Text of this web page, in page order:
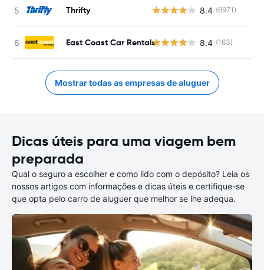
Thrifty 8.4 (6971)
East Coast Car Rentals 8.4 (163)
Mostrar todas as empresas de aluguer
Dicas úteis para uma viagem bem
preparada
Qual o seguro a escolher e como lido com o depósito? Leia os
nossos artigos com informações e dicas úteis e certifique-se
que opta pelo carro de aluguer que melhor se lhe adequa.